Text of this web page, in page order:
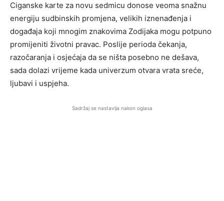
Ciganske karte za novu sedmicu donose veoma snažnu
energiju sudbinskih promjena, velikih iznenađenja i
događaja koji mnogim znakovima Zodijaka mogu potpuno
promijeniti životni pravac. Poslije perioda čekanja,
razočaranja i osjećaja da se ništa posebno ne dešava,
sada dolazi vrijeme kada univerzum otvara vrata sreće,
ljubavi i uspjeha.
Sadržaj se nastavlja nakon oglasa